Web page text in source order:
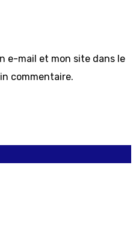
e-mail et mon site dans le
commentaire.